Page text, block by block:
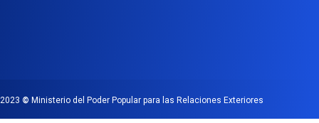
2023 © Ministerio del Poder Popular para las Relaciones Exteriores